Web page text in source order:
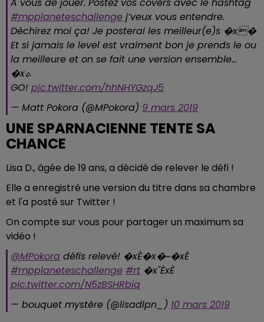
#mpplaneteschallenge j’veux vous entendre.
Déchirez moi ça! Je posterai les meilleur(e)s �x�
Et si jamais le level est vraiment bon je prends le ou
la meilleure et on se fait une version ensemble...
�xܬ
GO! pic.twitter.com/hhNHYGzqJ5
— Matt Pokora (@MPokora) 9 mars 2019
UNE SPARNACIENNE TENTE SA
CHANCE
Lisa D., âgée de 19 ans, a décidé de relever le défi !
Elle a enregistré une version du titre dans sa chambre
et l'a posté sur Twitter !
On compte sur vous pour partager un maximum sa
vidéo !
@MPokora défis relevé! �xÈ�x�~�xÈ
#mpplaneteschallenge #rt �x"ÈxÈ
pic.twitter.com/N5zBSHRbiq
— bouquet mystère (@lisadlpn_) 10 mars 2019